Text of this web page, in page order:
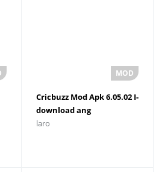
Cricbuzz Mod Apk 6.05.02 I-
download ang
Pinakabagong Bersyon
laro